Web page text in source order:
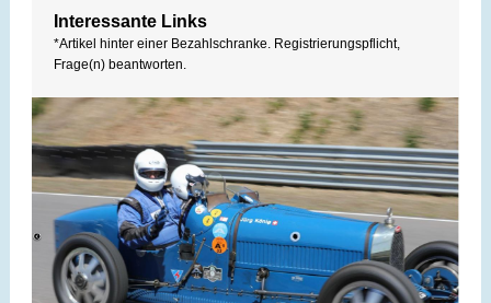
Interessante Links
*Artikel hinter einer Bezahlschranke. Registrierungspflicht,
Frage(n) beantworten.